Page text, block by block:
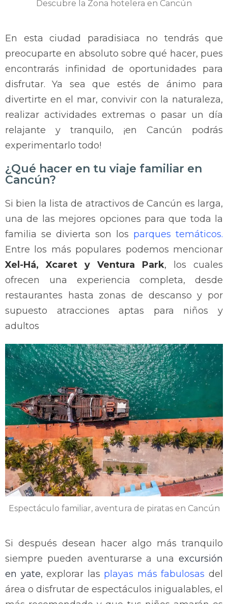
Descubre la Zona hotelera en Cancún
En esta ciudad paradisiaca no tendrás que
preocuparte en absoluto sobre qué hacer, pues
encontrarás infinidad de oportunidades para
disfrutar. Ya sea que estés de ánimo para
divertirte en el mar, convivir con la naturaleza,
realizar actividades extremas o pasar un día
relajante y tranquilo, ¡en Cancún podrás
experimentarlo todo!
¿Qué hacer en tu viaje familiar en
Cancún?
Si bien la lista de atractivos de Cancún es larga,
una de las mejores opciones para que toda la
familia se divierta son los parques temáticos.
Entre los más populares podemos mencionar
Xel-Há, Xcaret y Ventura Park, los cuales
ofrecen una experiencia completa, desde
restaurantes hasta zonas de descanso y por
supuesto atracciones aptas para niños y
adultos
Espectáculo familiar, aventura de piratas en Cancún
Si después desean hacer algo más tranquilo
siempre pueden aventurarse a una excursión
en yate, explorar las playas más fabulosas del
área o disfrutar de espectáculos inigualables, el